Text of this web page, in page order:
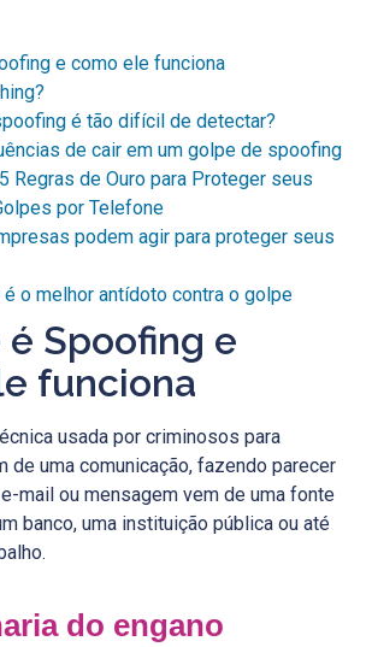
e como ele funciona
é tão difícil de detectar?
de cair em um golpe de spoofing
Regras de Ouro para Proteger seus
por Telefone
podem agir para proteger seus
o melhor antídoto contra o golpe
é Spoofing e
funciona
usada por criminosos para
de uma comunicação, fazendo parecer
mail ou mensagem vem de uma fonte
banco, uma instituição pública ou até
do engano